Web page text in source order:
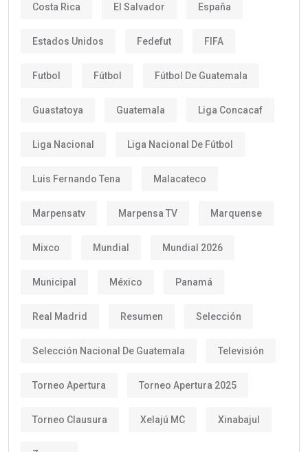
Costa Rica El Salvador España
Estados Unidos Fedefut FIFA
Futbol Fútbol Fútbol De Guatemala
Guastatoya Guatemala Liga Concacaf
Liga Nacional Liga Nacional De Fútbol
Luis Fernando Tena Malacateco
Marpensatv Marpensa TV Marquense
Mixco Mundial Mundial 2026
Municipal México Panamá
Real Madrid Resumen Selección
Selección Nacional De Guatemala Televisión
Torneo Apertura Torneo Apertura 2025
Torneo Clausura Xelajú MC Xinabajul